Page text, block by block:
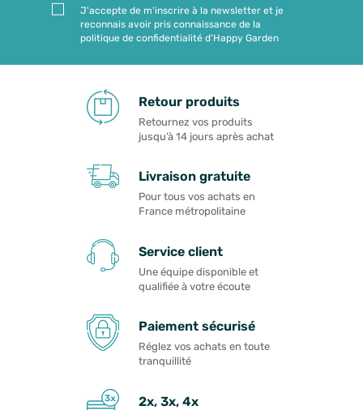
J'accepte de m'inscrire à la newsletter et je
reconnais avoir pris connaissance de la
politique de confidentialité d'Happy Garden
Retour produits
Retournez vos produits
jusqu’à 14 jours après achat
Livraison gratuite
Pour tous vos achats en
France métropolitaine
Service client
Une équipe disponible et
qualifiée à votre écoute
Paiement sécurisé
Réglez vos achats en toute
tranquillité
2x, 3x, 4x